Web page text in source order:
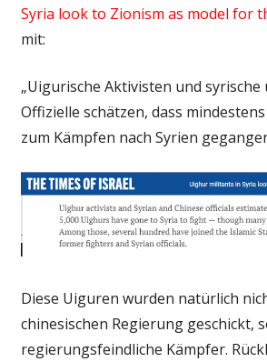
Syria look to Zionism as model for
mit:
„Uigurische Aktivisten und syrische
Offizielle schätzen, dass
zum Kämpfen nach Syrien
Diese Uiguren wurden natürlich
chinesischen Regierung geschickt,
regierungsfeindliche Kämpfer.